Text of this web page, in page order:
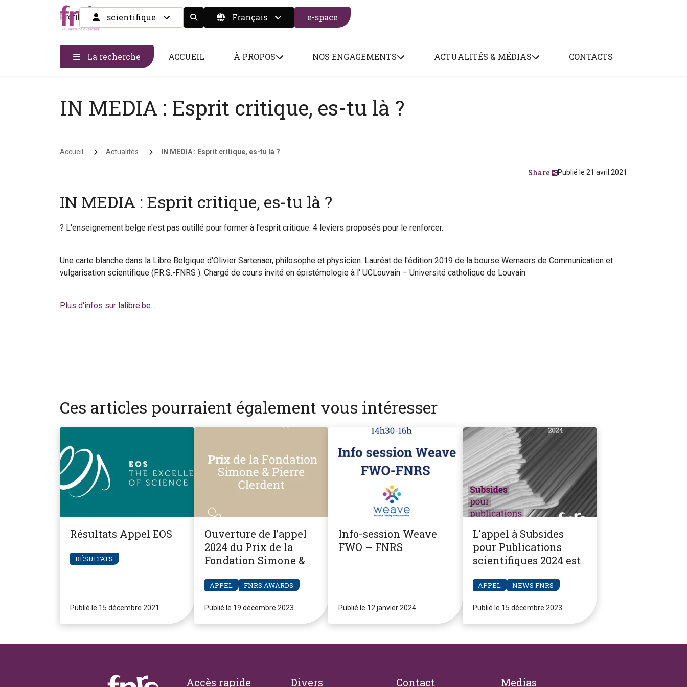
Profil scientifique Display the search form
Français e-space
La recherche ACCUEIL À PROPOS NOS ENGAGEMENTS ACTUALITÉS & MÉDIAS CONTACTS
IN MEDIA : Esprit critique, es-tu là ?
Fil d'Ariane
Accueil Actualités IN MEDIA : Esprit critique, es-tu là ?
Publié le 21 avril 2021
Share
IN MEDIA : Esprit critique, es-tu là ?
? L'enseignement belge n'est pas outillé pour former à l'esprit critique. 4 leviers proposés pour le renforcer.
Une carte blanche dans la Libre Belgique d'Olivier Sartenaer, philosophe et physicien. Lauréat de l'édition 2019 de la bourse Wernaers de Communication et
vulgarisation scientifique (F.R.S.-FNRS ). Chargé de cours invité en épistémologie à l' UCLouvain – Université catholique de Louvain
Plus d'infos sur lalibre.be...
Ces articles pourraient également vous intéresser
Résultats Appel EOS
RÉSULTATS
Publié le 15 décembre 2021
Ouverture de l’appel
2024 du Prix de la
Fondation Simone &
APPEL FNRS.AWARDS
Publié le 19 décembre 2023
Info-session Weave
FWO – FNRS
Publié le 12 janvier 2024
L'appel à Subsides
pour Publications
scientifiques 2024 est
APPEL NEWS FNRS
Publié le 15 décembre 2023
Footer
Accès rapide Divers Contact Medias